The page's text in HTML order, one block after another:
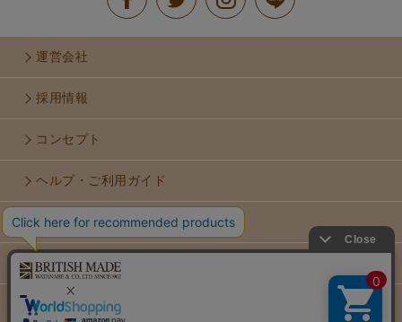
運営会社
採用情報
コンセプト
ヘルプ・ご利用ガイド
お問い合せ
利用規約
個人情報保護方針